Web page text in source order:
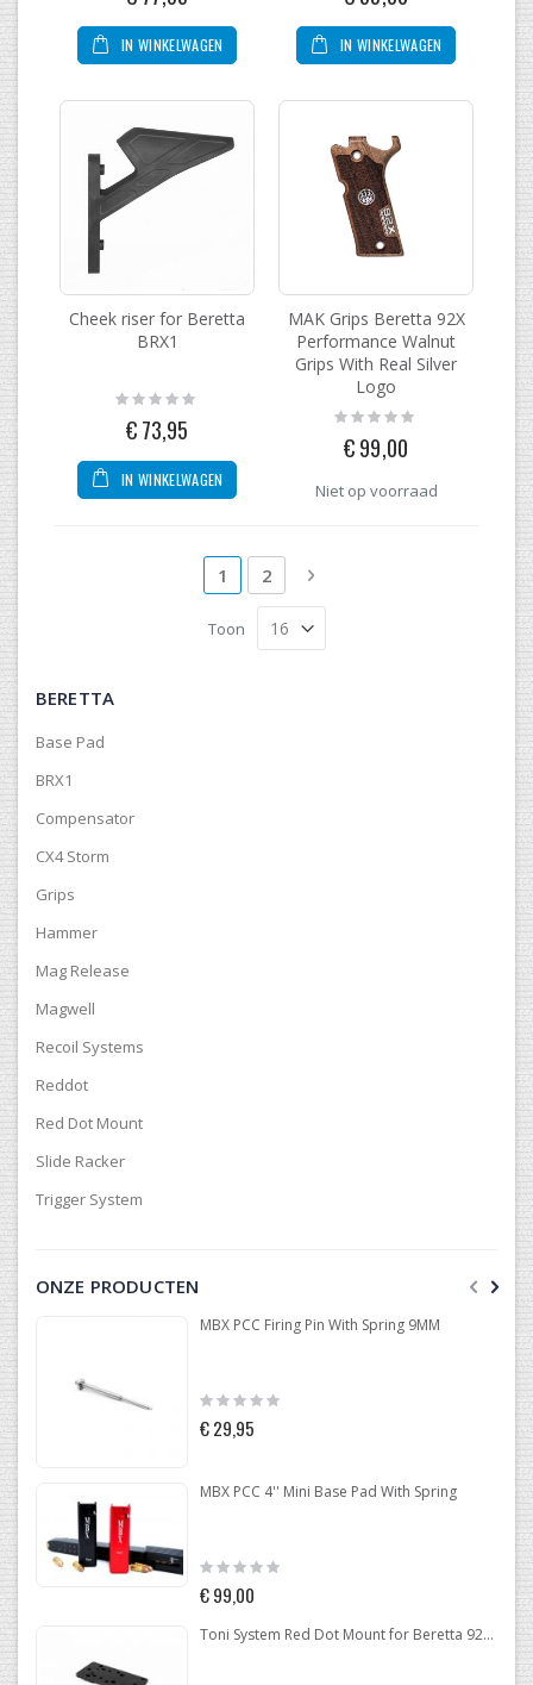
IN WINKELWAGEN IN WINKELWAGEN
Cheek riser for Beretta
BRX1
Rating:
0%
€ 73,95
IN WINKELWAGEN
MAK Grips Beretta 92X
Performance Walnut
Grips With Real Silver
Logo
Rating:
0%
€ 99,00
Niet op voorraad
Pagina
U lees momenteel pagina
1 Pagina
2 Pagina
Volgende
Toon
BERETTA
Base Pad
BRX1
Compensator
CX4 Storm
Grips
Hammer
Mag Release
Magwell
Recoil Systems
Reddot
Red Dot Mount
Slide Racker
Trigger System
ONZE PRODUCTEN
MBX PCC Firing Pin With Spring 9MM
Rating:
0%
€ 29,95
MBX PCC 4'' Mini Base Pad With Spring
Rating:
0%
€ 99,00
Toni System Red Dot Mount for Beretta 92-96-98